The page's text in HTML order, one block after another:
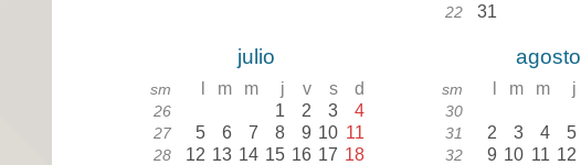
22 31
julio
sm m m j v s d
26 1 2 3 4
27 5 6 7 8 9 10 11
28 12 13 14 15 16 17 18
agosto
sm m m j
30
31 2 3 4 5
32 9 10 11 12